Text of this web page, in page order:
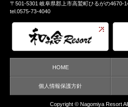
〒501-5301 岐阜県郡上市高鷲町ひるがの4670-
tel.0575-73-4040
HOME
個人情報保護方針
Copyright © Nagomiya Resort